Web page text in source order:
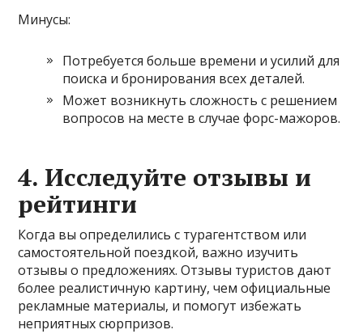
Минусы:
Потребуется больше времени и усилий для
поиска и бронирования всех деталей.
Может возникнуть сложность с решением
вопросов на месте в случае форс-мажоров.
4. Исследуйте отзывы и
рейтинги
Когда вы определились с турагентством или
самостоятельной поездкой, важно изучить
отзывы о предложениях. Отзывы туристов дают
более реалистичную картину, чем официальные
рекламные материалы, и помогут избежать
неприятных сюрпризов.